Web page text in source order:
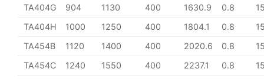
TA404G 904 1130 400 1630.9 0.8
TA404H
1000 1250 400 1804.1 0.8
TA454B
1120 1400 400 2020.6 0.8
TA454C
1240 1550 400 2237.1 0.8